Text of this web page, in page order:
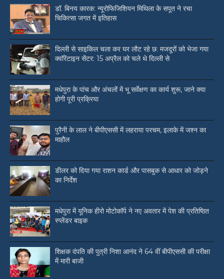
डॉ. बिनय कारक: न्यूरोफिजिशियन मिथिला के सपूत ने रचा
चिकित्सा जगत में इतिहास
दिल्ली से साइकिल चला कर घर लौट रहे छ: मजदूरों को भेजा गया
क्वॉरेंटाइन सेंटर: 15 अप्रैल को चले थे दिल्ली से
मधेपुरा के पांच और अंचलों में भू सर्वेक्षण का कार्य शुरू, जाने क्या
होगी पूरी प्रक्रिया
पुरैनी के लाल ने बीपीएससी में लहराया परचम, इलाके में जश्न का
माहौल
डीलर को दिया गया राशन कार्ड और पासबुक से आधार को जोड़ने
का निर्देश
मधेपुरा में यूनिक हीरो मोटोकॉर्प ने नए अवतार में पेश की प्रतिष्ठित
स्प्लेंडर बाइक
शिक्षक दंपति की पुत्री निशा आनंद ने 64 वीं बीपीएससी की परीक्षा
में मारी बाजी